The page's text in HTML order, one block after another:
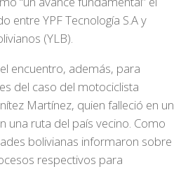
entre YPF Tecnología S.A y
(YLB).
encuentro, además, para
del caso del motociclista
Martínez, quien falleció en un
una ruta del país vecino. Como
bolivianas informaron sobre
respectivos para